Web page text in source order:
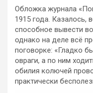
Обложка журнала
1915 года. Казалось,
способное вывести
однако на деле всё
поговорке: «Гладко
овраги, а по ним
обилия колючей
практически